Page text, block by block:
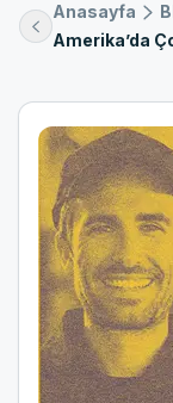
Anasayfa
Amerika’da